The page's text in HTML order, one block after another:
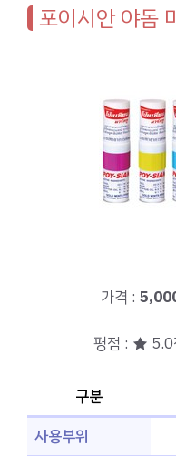
포이시안 야돔
가격 :
평점 : ★ 5.0
구분
사용부위